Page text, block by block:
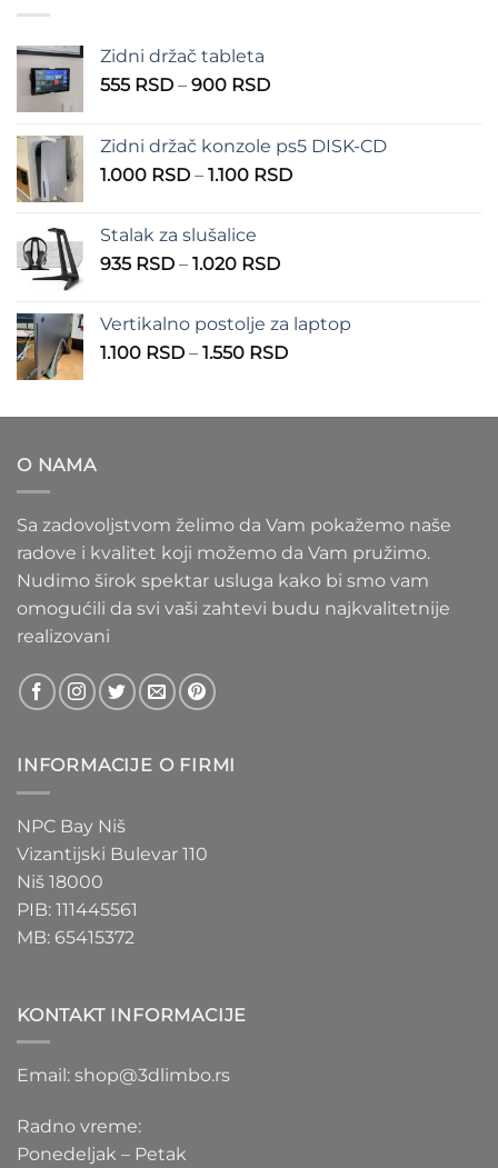
Zidni držač tableta
555 RSD – 900 RSDRaspon
555 RSD
do
Zidni držač konzole ps5 DISK-CD
1.000 RSD – 1.100 RSDRaspon
Stalak za slušalice
935 RSD – 1.020 RSDRaspon
935 RSD
do
Vertikalno postolje za laptop
1.100 RSD – 1.550 RSDRaspon
1.100 RSD
O NAMA
Sa zadovoljstvom želimo da Vam pokažemo naše
radove i kvalitet koji možemo da Vam pružimo.
Nudimo širok spektar usluga kako bi smo vam
omogućili da svi vaši zahtevi budu najkvalitetnije
realizovani
INFORMACIJE O FIRMI
NPC Bay Niš
Vizantijski Bulevar 110
Niš 18000
PIB: 111445561
MB: 65415372
KONTAKT INFORMACIJE
Email: shop@3dlimbo.rs
Radno vreme:
Ponedeljak – Petak